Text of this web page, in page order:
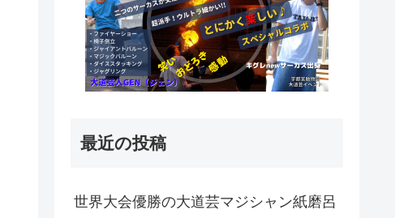
最近の投稿
世界大会優勝の大道芸マジシャン紙磨呂